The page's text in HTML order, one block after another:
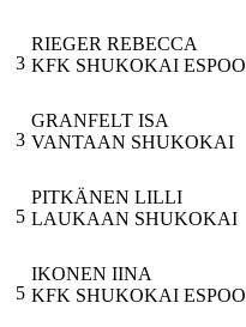
3
RIEGER REBECCA
KFK SHUKOKAI ESPOO
3
GRANFELT ISA
VANTAAN SHUKOKAI
5
PITKÄNEN LILLI
LAUKAAN SHUKOKAI
5
IKONEN IINA
KFK SHUKOKAI ESPOO